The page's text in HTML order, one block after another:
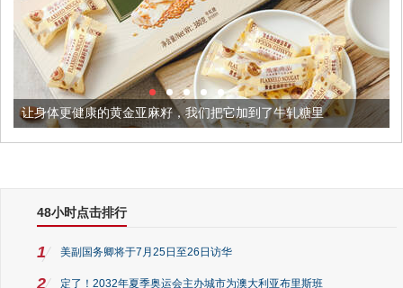
的黄金亚麻籽，我们把它加到了牛轧糖里 被列入佛家七宝
48小时点击排行
1 美副国务卿将于7月25日至26日访华
2 定了！2032年夏季奥运会主办城市为澳大利亚布里斯班